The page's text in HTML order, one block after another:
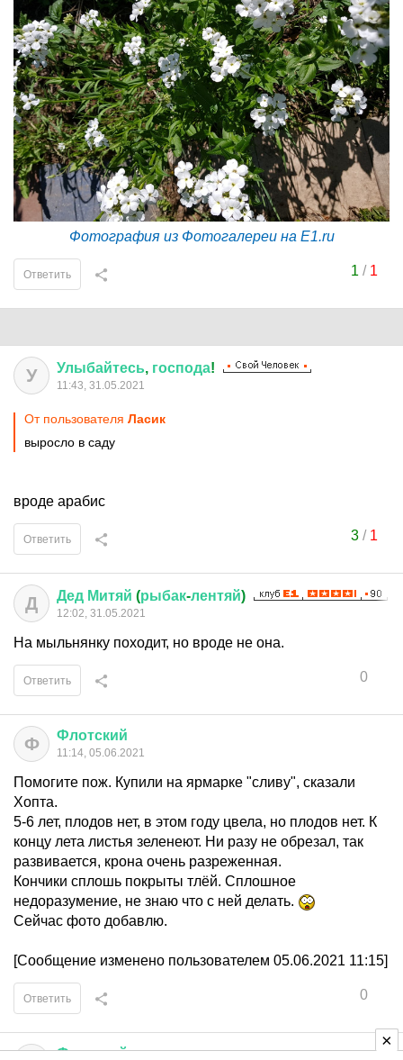
Фотография из Фотогалереи на E1.ru
1 / 1
Ответить
У Улыбайтесь, господа!
11:43, 31.05.2021
От пользователя Ласик
выросло в саду
вроде арабис
3/ 1
Ответить
Д Дед Митяй (рыбак-лентяй)
12:02, 31.05.2021
На мыльнянку походит, но вроде не она.
0
Ответить
Ф Флотский
11:14, 05.06.2021
Помогите пож. Купили на ярмарке "сливу", сказали
Хопта.
5-6 лет, плодов нет, в этом году цвела, но плодов нет. К
концу лета листья зеленеют. Ни разу не обрезал, так
развивается, крона очень разреженная.
Кончики сплошь покрыты тлёй. Сплошное
недоразумение, не знаю что с ней делать.
Сейчас фото добавлю.
[Сообщение изменено пользователем 05.06.2021 11:15]
0
Ответить
Флотский